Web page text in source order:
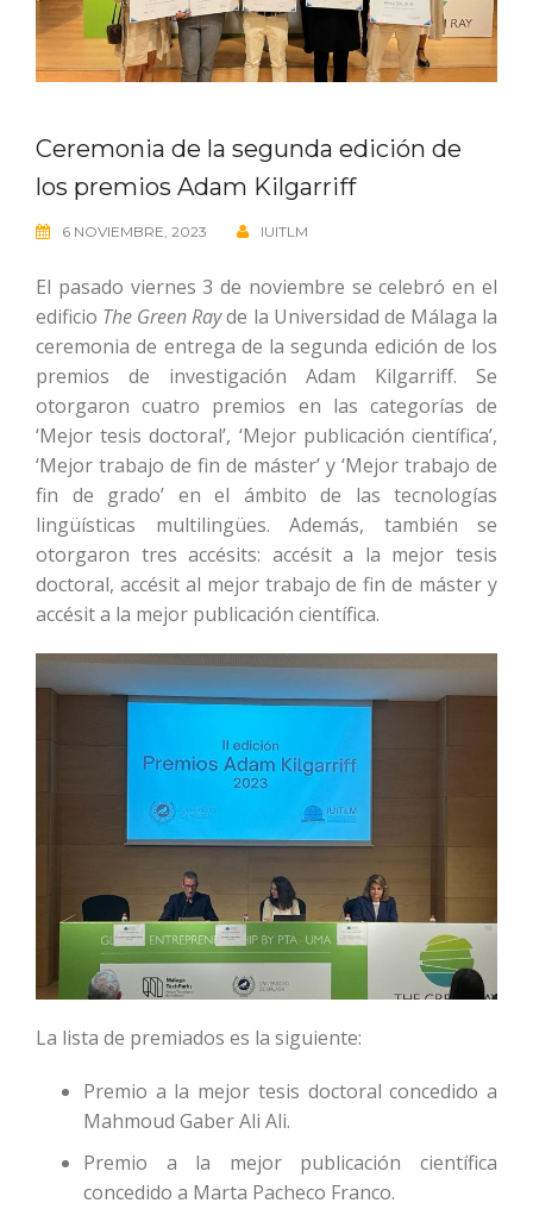
Ceremonia de la segunda edición de
los premios Adam Kilgarriff
6 NOVIEMBRE, 2023 IUITLM
El pasado viernes 3 de noviembre se celebró en el
edificio The Green Rayde la Universidad de Málaga la
ceremonia de entrega de la segunda edición de los
premios de investigación Adam Kilgarriff. Se
otorgaron cuatro premios en las categorías de
‘Mejor tesis doctoral’, ‘Mejor publicación científica’,
‘Mejor trabajo de fin de máster’ y ‘Mejor trabajo de
fin de grado’ en el ámbito de las tecnologías
lingüísticas multilingües. Además, también se
otorgaron tres accésits: accésit a la mejor tesis
doctoral, accésit al mejor trabajo de fin de máster y
accésit a la mejor publicación científica.
La lista de premiados es la siguiente:
Premio a la mejor tesis doctoral concedido a
Mahmoud Gaber Ali Ali.
Premio a la mejor publicación científica
concedido a Marta Pacheco Franco.